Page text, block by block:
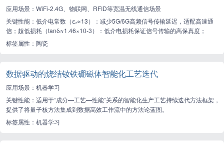
应用场景：WiFi-2.4G、物联网、RFID等宽温无线通信场景
关键性能：低介电常数（εᵣ≈13）：减少5G/6G高频信号传输延迟，适配高速通
信；超低损耗（tanδ≈1.46×10-3）：低介电损耗保证信号传输的高保真度；
标签属性：陶瓷
数据驱动的烧结钕铁硼磁体智能化工艺迭代
应用场景：机器学习
关键性能：适用于“成分—工艺—性能”关系的智能化生产工艺持续迭代方法框架，
提供了将量子核方法集成到数据高效工作流中的方法论蓝图。
标签属性：机器学习